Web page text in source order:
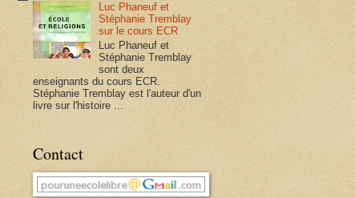
Luc Phaneuf et
Stéphanie Tremblay
sur le cours ECR
Luc Phaneuf et
Stéphanie Tremblay
sont deux
enseignants du cours ECR.
Stéphanie Tremblay est l'auteur d'un
livre sur l'histoire ...
Contact